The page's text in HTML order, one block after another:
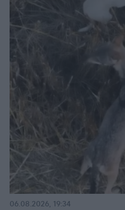
06.08.2026, 19:34